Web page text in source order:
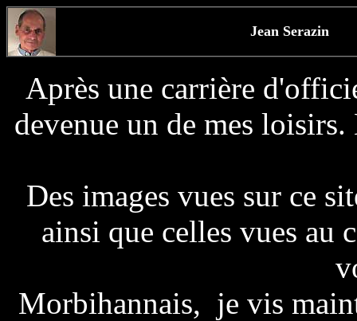
Jean Serazin
Après une carrière
devenue un de mes
Des images vues sur ce
ainsi que celles vues au
Morbihannais, je vis